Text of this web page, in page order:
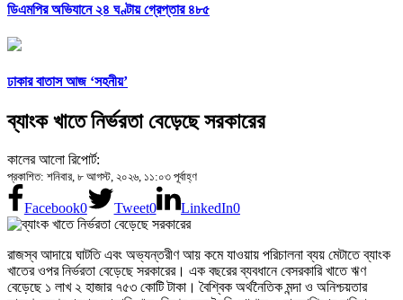
ডিএমপির অভিযানে ২৪ ঘণ্টায় গ্রেপ্তার ৪৮৫
ঢাকার বাতাস আজ ‘সহনীয়’
ব্যাংক খাতে নির্ভরতা বেড়েছে সরকারের
কালের আলো রিপোর্ট:
প্রকাশিত: শনিবার, ৮ আগস্ট, ২০২৬, ১১:০৩ পূর্বাহ্ণ
Facebook0 Tweet0 LinkedIn0
রাজস্ব আদায়ে ঘাটতি এবং অভ্যন্তরীণ আয় কমে যাওয়ায় পরিচালনা ব্যয় মেটাতে ব্যাংক
খাতের ওপর নির্ভরতা বেড়েছে সরকারের। এক বছরের ব্যবধানে বেসরকারি খাতে ঋণ
বেড়েছে ১ লাখ ২ হাজার ৭৫৩ কোটি টাকা। বৈশ্বিক অর্থনৈতিক মন্দা ও অনিশ্চয়তার